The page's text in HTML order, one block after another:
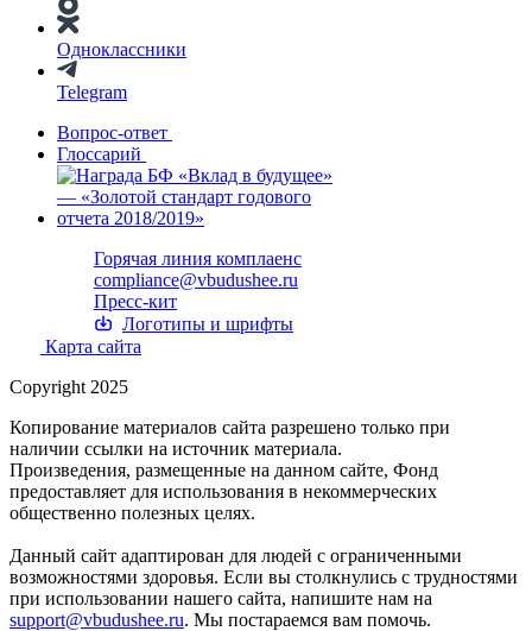
Одноклассники
Telegram
Вопрос-ответ
Глоссарий
Горячая линия комплаенс
compliance@vbudushee.ru
Пресс-кит
Логотипы и шрифты
Карта сайта
Copyright 2025
Копирование материалов сайта разрешено только при
наличии ссылки на источник материала.
Произведения, размещенные на данном сайте, Фонд
предоставляет для использования в некоммерческих
общественно полезных целях.
Данный сайт адаптирован для людей с ограниченными
возможностями здоровья. Если вы столкнулись с трудностями
при использовании нашего сайта, напишите нам на
support@vbudushee.ru. Мы постараемся вам помочь.